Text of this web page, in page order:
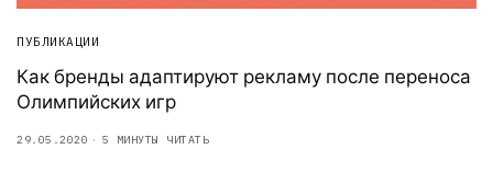
ПУБЛИКАЦИИ
Как бренды адаптируют рекламу после переноса
Олимпийских игр
29.05.2020 5 МИНУТЫ ЧИТАТЬ